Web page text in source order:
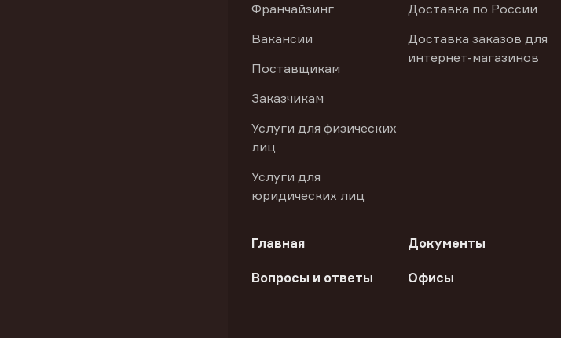
Франчайзинг
Вакансии
Поставщикам
Заказчикам
Услуги для физических
лиц
Услуги для
юридических лиц
Доставка по России
Доставка заказов для
интернет-магазинов
Главная Документы
Вопросы и ответы Офисы